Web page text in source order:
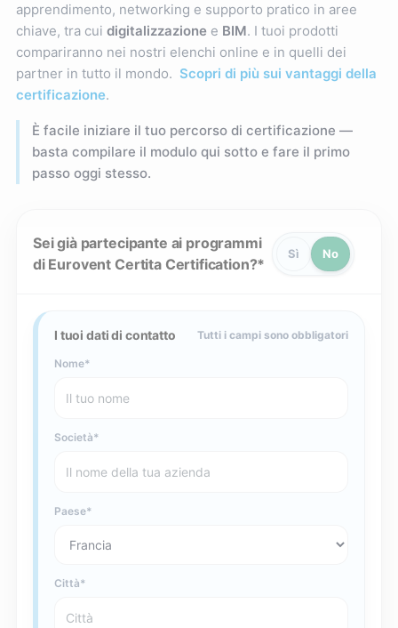
apprendimento, networking e supporto pratico in aree
chiave, tra cui digitalizzazione e BIM. I tuoi prodotti
compariranno nei nostri elenchi online e in quelli dei
partner in tutto il mondo. Scopri di più sui vantaggi della
certificazione.
È facile iniziare il tuo percorso di certificazione —
basta compilare il modulo qui sotto e fare il primo
passo oggi stesso.
Sei già partecipante ai programmi
di Eurovent Certita Certification?
Sì No
I tuoi dati di contatto Tutti i campi sono obbligatori
Nome
Società
Paese
Città